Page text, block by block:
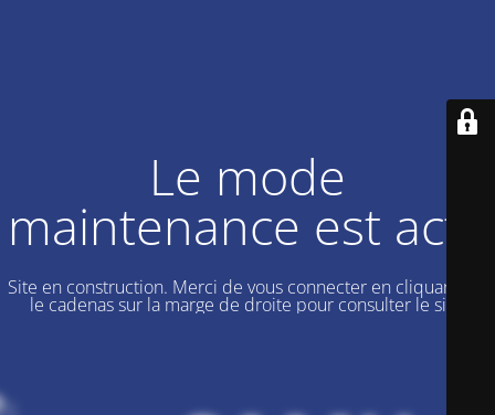
Le mode
maintenance est actif
Site en construction. Merci de vous connecter en cliquant sur
le cadenas sur la marge de droite pour consulter le site.